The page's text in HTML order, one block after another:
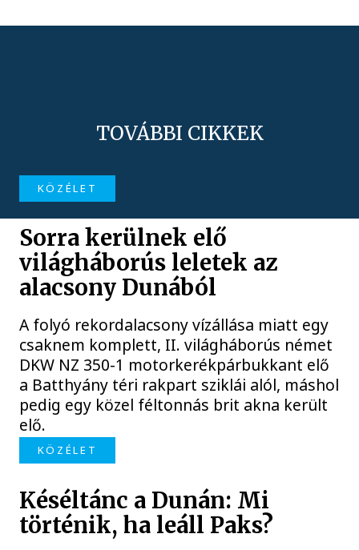
TOVÁBBI CIKKEK
KÖZÉLET
Sorra kerülnek elő
világháborús leletek az
alacsony Dunából
A folyó rekordalacsony vízállása miatt egy
csaknem komplett, II. világháborús német
DKW NZ 350-1 motorkerékpárbukkant elő
a Batthyány téri rakpart sziklái alól, máshol
pedig egy közel féltonnás brit akna került
elő.
KÖZÉLET
Késéltánc a Dunán: Mi
történik, ha leáll Paks?